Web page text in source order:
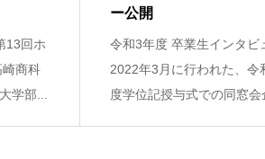
13回ホ
商科
学部...
ー公開
令和3年度 卒業生インタビ
2022年3月に行われた、令
度学位記授与式での同窓会